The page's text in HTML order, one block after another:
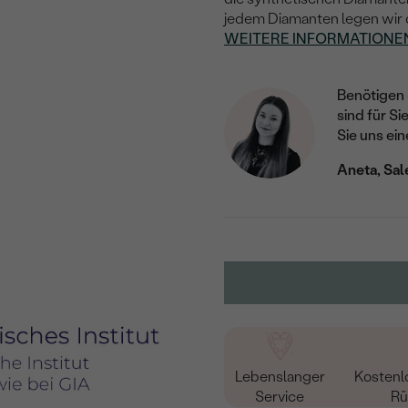
jedem Diamanten legen
WEITERE
Benötigen
sind für
Sie uns
Aneta,
Lebenslanger
Service